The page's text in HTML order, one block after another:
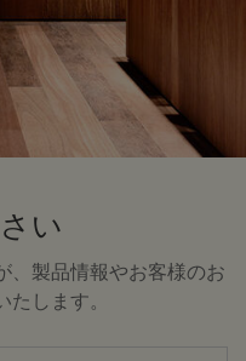
い
、製品情報やお客様のお
します。